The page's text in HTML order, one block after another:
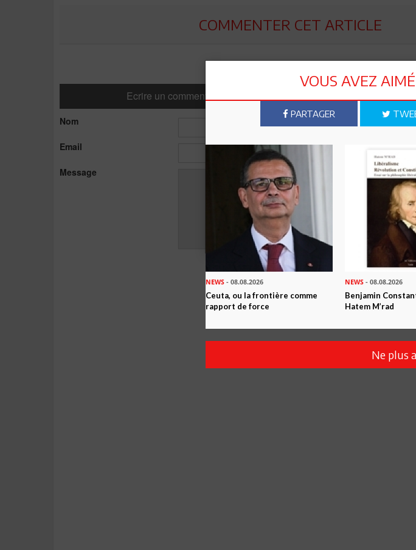
COMMENTER CET ARTICLE
Ecrire un commentaire
Nom
Email
Message
VOUS AVEZ
PARTAGER
NEWS - 08.08.2026
Ceuta, ou la frontière comme
rapport de force
NEWS - 08.08.2026
Benjamin
Hatem M’rad
Ne plus